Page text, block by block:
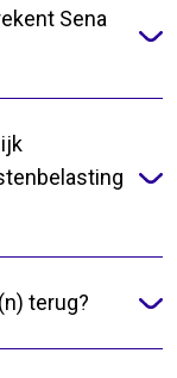
Sena
terug?